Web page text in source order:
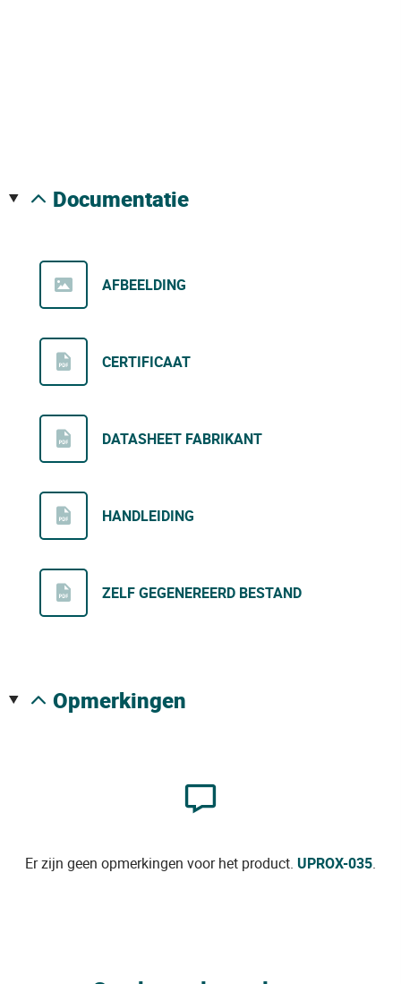
documentatie
AFBEELDING
CERTIFICAAT
DATASHEET FABRIKANT
HANDLEIDING
ZELF GEGENEREERD BESTAND
opmerkingen
Er zijn geen opmerkingen voor het product. UPROX-035.